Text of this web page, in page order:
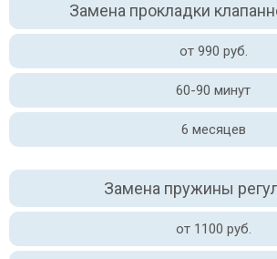
Замена прокладки
от 990 руб.
60-90 минут
6 месяцев
Замена пружины
от 1100 руб.